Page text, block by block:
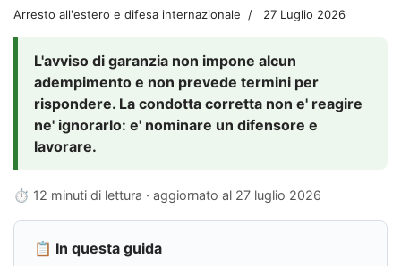
Arresto all'estero e difesa internazionale 27 Luglio 2026
L'avviso di garanzia non impone alcun
adempimento e non prevede termini per
rispondere. La condotta corretta non e' reagire
ne' ignorarlo: e' nominare un difensore e
lavorare.
⏱ 12 minuti di lettura · aggiornato al 27 luglio 2026
📋 In questa guida